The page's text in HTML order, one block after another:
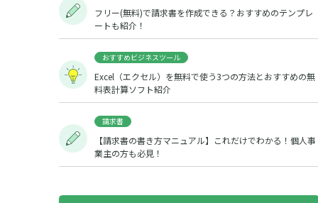
フリー(無料)で請求書を作成できる？おすすめのテンプレ
ートも紹介！
おすすめビジネスツール
Excel（エクセル）を無料で使う3つの方法とおすすめの無
料表計算ソフト紹介
請求書
【請求書の書き方マニュアル】これだけでわかる！個人事
業主の方も必見！